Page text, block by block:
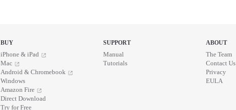
BUY
iPhone & iPad
Mac
Android & Chromebook
Windows
Amazon Fire
Direct Download
Try for Free
SUPPORT
Manual
Tutorials
ABOUT
The Team
Contact Us
Privacy
EULA